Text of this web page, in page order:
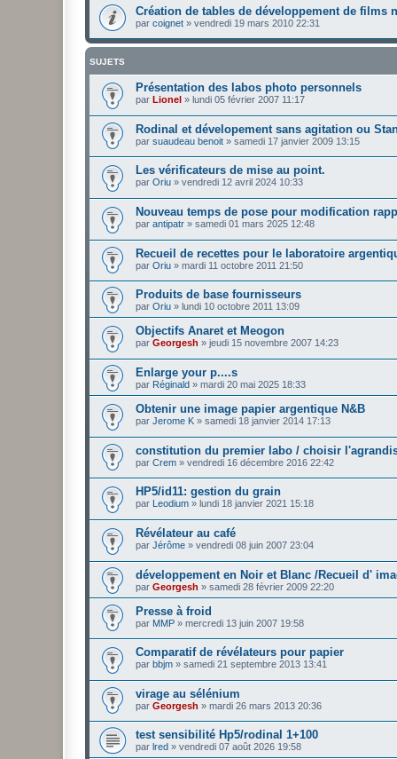
Création de tables de développement de films
par coignet » vendredi 19 mars 2010 22:31
SUJETS
Présentation des labos photo personnels
par Lionel » lundi 05 février 2007 11:17
Rodinal et dévelopement sans agitation ou
par suaudeau benoit » samedi 17 janvier 2009 13:15
Les vérificateurs de mise au point.
par Oriu » vendredi 12 avril 2024 10:33
Nouveau temps de pose pour modification
par antipatr » samedi 01 mars 2025 12:48
Recueil de recettes pour le laboratoire
par Oriu » mardi 11 octobre 2011 21:50
Produits de base fournisseurs
par Oriu » lundi 10 octobre 2011 13:09
Objectifs Anaret et Meogon
par Georgesh » jeudi 15 novembre 2007 14:23
Enlarge your p....s
par Réginald » mardi 20 mai 2025 18:33
Obtenir une image papier argentique N&B
par Jerome K » samedi 18 janvier 2014 17:13
constitution du premier labo / choisir
par Crem » vendredi 16 décembre 2016 22:42
HP5/id11: gestion du grain
par Leodium » lundi 18 janvier 2021 15:18
Révélateur au café
par Jérôme » vendredi 08 juin 2007 23:04
développement en Noir et Blanc /Recueil d'
par Georgesh » samedi 28 février 2009 22:20
Presse à froid
par MMP » mercredi 13 juin 2007 19:58
Comparatif de révélateurs pour papier
par bbjm » samedi 21 septembre 2013 13:41
virage au sélénium
par Georgesh » mardi 26 mars 2013 20:36
test sensibilité Hp5/rodinal 1+100
par lred » vendredi 07 août 2026 19:58